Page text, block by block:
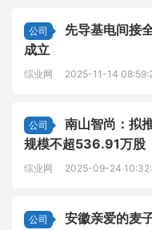
公司
先导基电间接
成立
综业网 2025-11-14
公司
南山智尚：拟
规模不超536.91万股
综业网 2025-09-24
公司 安徽亲爱的麦